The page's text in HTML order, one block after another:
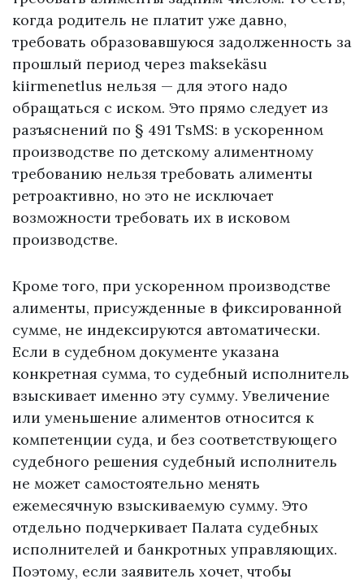
когда родитель не платит уже давно,
требовать образовавшуюся задолженность за
прошлый период через maksekäsu
kiirmenetlus нельзя — для этого надо
обращаться с иском. Это прямо следует из
разъяснений по § 491 TsMS: в ускоренном
производстве по детскому алиментному
требованию нельзя требовать алименты
ретроактивно, но это не исключает
возможности требовать их в исковом
производстве.
Кроме того, при ускоренном производстве
алименты, присужденные в фиксированной
сумме, не индексируются автоматически.
Если в судебном документе указана
конкретная сумма, то судебный исполнитель
взыскивает именно эту сумму. Увеличение
или уменьшение алиментов относится к
компетенции суда, и без соответствующего
судебного решения судебный исполнитель
не может самостоятельно менять
ежемесячную взыскиваемую сумму. Это
отдельно подчеркивает Палата судебных
исполнителей и банкротных управляющих.
Поэтому, если заявитель хочет, чтобы